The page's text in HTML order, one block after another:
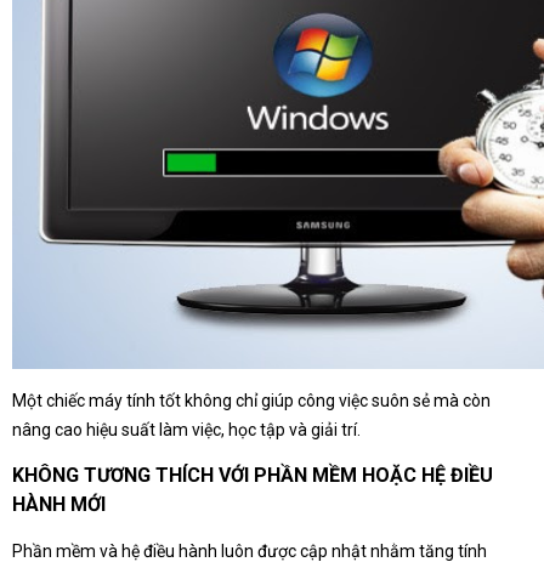
Một chiếc máy tính tốt không chỉ giúp công việc suôn sẻ mà còn
nâng cao hiệu suất làm việc, học tập và giải trí.
KHÔNG TƯƠNG THÍCH VỚI PHẦN MỀM HOẶC HỆ ĐIỀU
HÀNH MỚI
Phần mềm và hệ điều hành luôn được cập nhật nhằm tăng tính